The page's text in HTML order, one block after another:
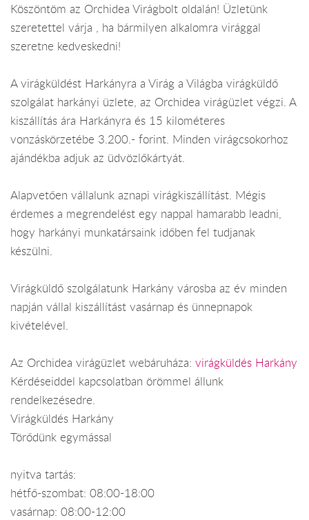
Köszöntöm az Orchidea Virágbolt oldalán! Üzletünk
szeretettel várja , ha bármilyen alkalomra virággal
szeretne kedveskedni!
A virágküldést Harkányra a Virág a Világba virágküldő
szolgálat harkányi üzlete, az Orchidea virágüzlet végzi. A
kiszállítás ára Harkányra és 15 kilométeres
vonzáskörzetébe 3.200.- forint. Minden virágcsokorhoz
ajándékba adjuk az üdvözlőkártyát.
Alapvetően vállalunk aznapi virágkiszállítást. Mégis
érdemes a megrendelést egy nappal hamarabb leadni,
hogy harkányi munkatársaink időben fel tudjanak
készülni.
Virágküldő szolgálatunk Harkány városba az év minden
napján vállal kiszállítást vasárnap és ünnepnapok
kivételével.
Az Orchidea virágüzlet webáruháza: virágküldés Harkány
Kérdéseiddel kapcsolatban örömmel állunk
rendelkezésedre.
Virágküldés Harkány
Törődünk egymással
nyitva tartás:
hétfő-szombat: 08:00-18:00
vasárnap: 08:00-12:00